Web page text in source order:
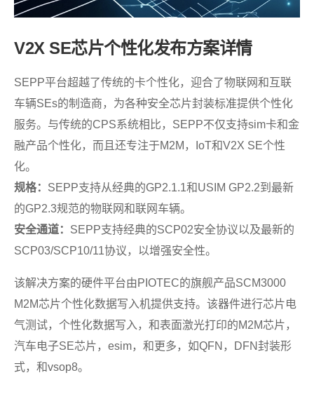
V2X SE芯片个性化发布方案详情
SEPP平台超越了传统的卡个性化，迎合了物联网和互联
车辆SEs的制造商，为各种安全芯片封装标准提供个性化
服务。与传统的CPS系统相比，SEPP不仅支持sim卡和金
融产品个性化，而且还专注于M2M，IoT和V2X SE个性
化。
规格： SEPP支持从经典的GP2.1.1和USIM GP2.2到最新
的GP2.3规范的物联网和联网车辆。
安全通道： SEPP支持经典的SCP02安全协议以及最新的
SCP03/SCP10/11协议，以增强安全性。
该解决方案的硬件平台由PIOTEC的旗舰产品SCM3000
M2M芯片个性化数据写入机提供支持。该器件进行芯片电
气测试，个性化数据写入，和表面激光打印的M2M芯片，
汽车电子SE芯片，esim，和更多，如QFN，DFN封装形
式，和vsop8。